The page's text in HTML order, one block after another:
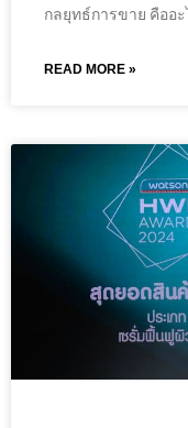
กลยุทธ์การขาย คืออะ
READ MORE »